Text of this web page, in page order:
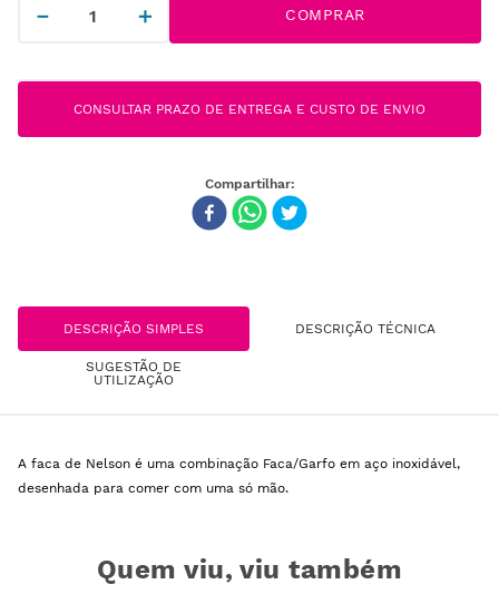
＋
－ COMPRAR
CONSULTAR PRAZO DE ENTREGA E CUSTO DE ENVIO
DESCRIÇÃO SIMPLES DESCRIÇÃO TÉCNICA
SUGESTÃO DE
UTILIZAÇÃO
A faca de Nelson é uma combinação Faca/Garfo em aço inoxidável,
desenhada para comer com uma só mão.
Quem viu, viu também